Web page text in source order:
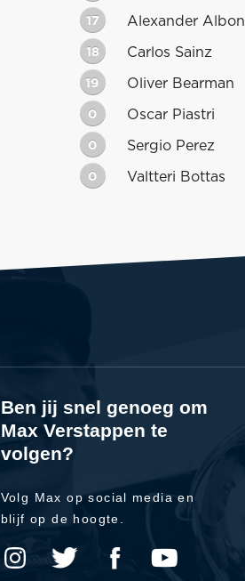
17 Alexander Albon
18 Carlos Sainz
19 Oliver Bearman
0 Oscar Piastri
0 Sergio Perez
0 Valtteri Bottas
Ben jij snel genoeg om
Max Verstappen te
volgen?
Volg Max op social media en
blijf op de hoogte.